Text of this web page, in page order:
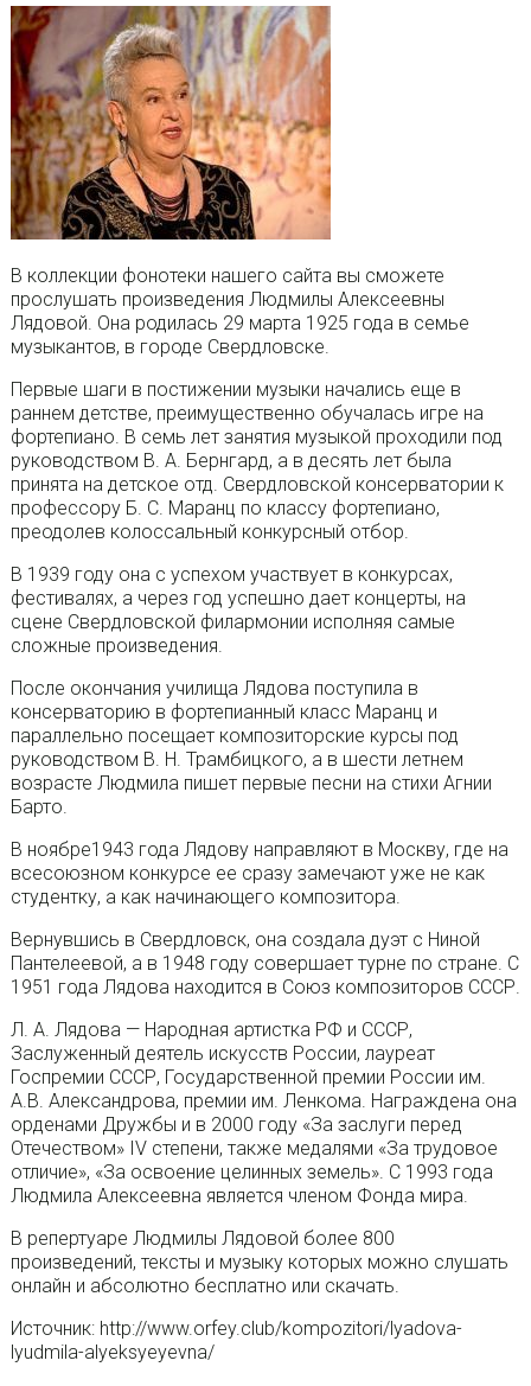
В коллекции фонотеки нашего сайта вы сможете
прослушать произведения Людмилы Алексеевны
Лядовой. Она родилась 29 марта 1925 года в семье
музыкантов, в городе Свердловске.
Первые шаги в постижении музыки начались еще в
раннем детстве, преимущественно обучалась игре на
фортепиано. В семь лет занятия музыкой проходили под
руководством В. А. Бернгард, а в десять лет была
принята на детское отд. Свердловской консерватории к
профессору Б. С. Маранц по классу фортепиано,
преодолев колоссальный конкурсный отбор.
В 1939 году она с успехом участвует в конкурсах,
фестивалях, а через год успешно дает концерты, на
сцене Свердловской филармонии исполняя самые
сложные произведения.
После окончания училища Лядова поступила в
консерваторию в фортепианный класс Маранц и
параллельно посещает композиторские курсы под
руководством В. Н. Трамбицкого, а в шести летнем
возрасте Людмила пишет первые песни на стихи Агнии
Барто.
В ноябре1943 года Лядову направляют в Москву, где на
всесоюзном конкурсе ее сразу замечают уже не как
студентку, а как начинающего композитора.
Вернувшись в Свердловск, она создала дуэт с Ниной
Пантелеевой, а в 1948 году совершает турне по стране. С
1951 года Лядова находится в Союз композиторов СССР.
Л. А. Лядова — Народная артистка РФ и СССР,
Заслуженный деятель искусств России, лауреат
Госпремии СССР, Государственной премии России им.
А.В. Александрова, премии им. Ленкома. Награждена она
орденами Дружбы и в 2000 году «За заслуги перед
Отечеством» IV степени, также медалями «За трудовое
отличие», «За освоение целинных земель». С 1993 года
Людмила Алексеевна является членом Фонда мира.
В репертуаре Людмилы Лядовой более 800
произведений, тексты и музыку которых можно слушать
онлайн и абсолютно бесплатно или скачать.
Источник: http://www.orfey.club/kompozitori/lyadova-
lyudmila-alyeksyeyevna/